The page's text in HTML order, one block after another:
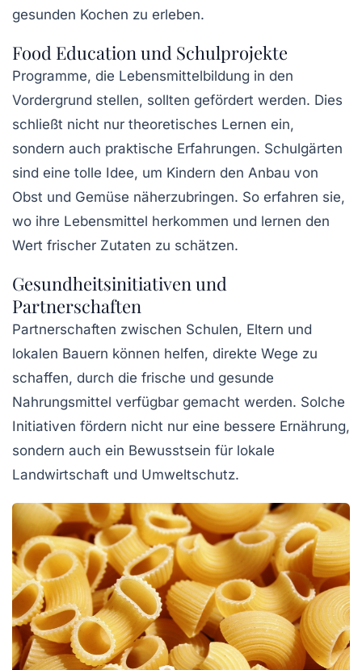
gesunden Kochen zu erleben.
Food Education und Schulprojekte
Programme, die Lebensmittelbildung in den
Vordergrund stellen, sollten gefördert werden. Dies
schließt nicht nur theoretisches Lernen ein,
sondern auch praktische Erfahrungen. Schulgärten
sind eine tolle Idee, um Kindern den Anbau von
Obst und Gemüse näherzubringen. So erfahren sie,
wo ihre Lebensmittel herkommen und lernen den
Wert frischer Zutaten zu schätzen.
Gesundheitsinitiativen und
Partnerschaften
Partnerschaften zwischen Schulen, Eltern und
lokalen Bauern können helfen, direkte Wege zu
schaffen, durch die frische und gesunde
Nahrungsmittel verfügbar gemacht werden. Solche
Initiativen fördern nicht nur eine bessere Ernährung,
sondern auch ein Bewusstsein für lokale
Landwirtschaft und Umweltschutz.